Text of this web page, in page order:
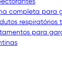
completa para
respiratórios
para